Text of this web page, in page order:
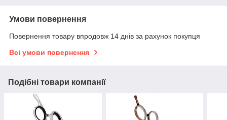
Умови повернення
Повернення товару впродовж 14 днів за рахунок покупця
Всі умови повернення
Подібні товари компанії